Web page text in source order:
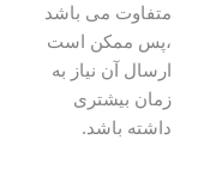
متفاوت می باشد
،پس ممکن است
ارسال آن نیاز به
زمان بیشتری
داشته باشد.